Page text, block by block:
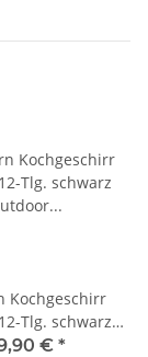
Kochgeschirr
Tlg. schwarz
Überleben
€ *